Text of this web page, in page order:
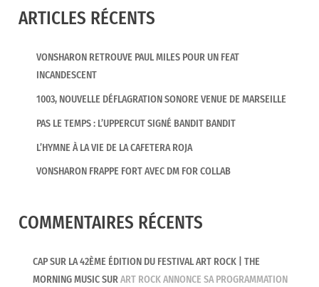
ARTICLES RÉCENTS
VONSHARON RETROUVE PAUL MILES POUR UN FEAT
INCANDESCENT
1003, NOUVELLE DÉFLAGRATION SONORE VENUE DE MARSEILLE
PAS LE TEMPS : L’UPPERCUT SIGNÉ BANDIT BANDIT
L’HYMNE À LA VIE DE LA CAFETERA ROJA
VONSHARON FRAPPE FORT AVEC DM FOR COLLAB
COMMENTAIRES RÉCENTS
CAP SUR LA 42ÈME ÉDITION DU FESTIVAL ART ROCK | THE
MORNING MUSICSURART ROCK ANNONCE SA PROGRAMMATION